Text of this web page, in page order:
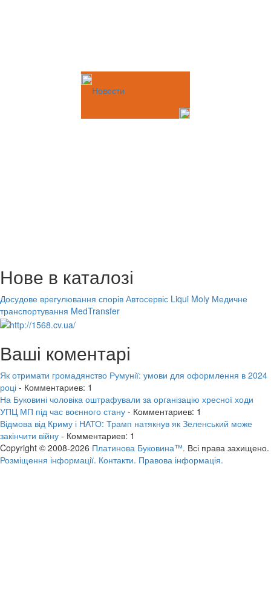
Новости
Нове в каталозі
Досудове врегулювання спорів Автосервіс Liqui Moly Медичне
транспортування MedTransfer
Ваші коментарі
Як отримати громадянство Румунії: умови для оформлення в 2024
році - Комментариев: 1
На Буковині чоловіка оштрафували за організацію хресної ходи
УПЦ МП під час воєнного стану - Комментариев: 1
Відмова від Криму і НАТО: Трамп натякнув як Зеленський може
закінчити війну - Комментариев: 1
Copyright © 2008-2026 Платинова Буковина™. Всі права захищено.
Розміщення інформації. Контакти. Правова інформація.